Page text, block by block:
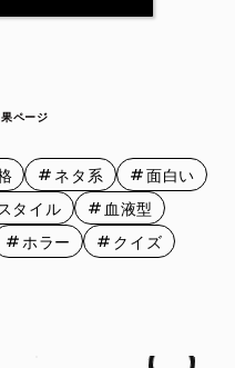
10月29日 10月30日
ページ
ネタ系
面白い
タイル
血液型
ホラー
クイズ